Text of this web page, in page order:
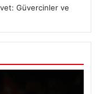
Güvercinler ve